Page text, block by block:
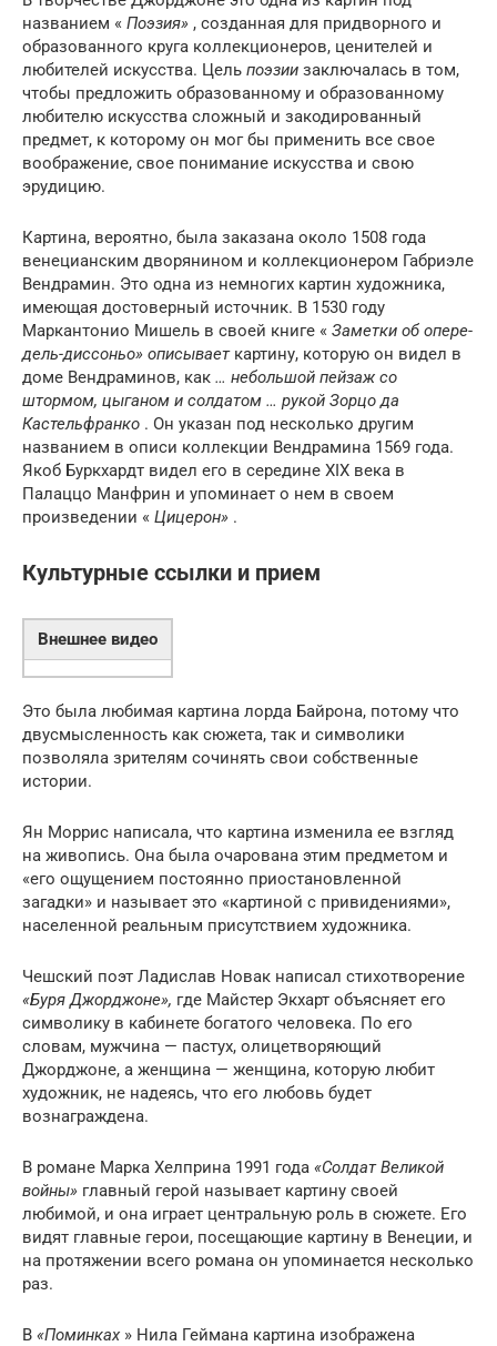
названием « Поэзия» , созданная для придворного и
образованного круга коллекционеров, ценителей и
любителей искусства. Цель поэзии заключалась в том,
чтобы предложить образованному и образованному
любителю искусства сложный и закодированный
предмет, к которому он мог бы применить все свое
воображение, свое понимание искусства и свою
эрудицию.
Картина, вероятно, была заказана около 1508 года
венецианским дворянином и коллекционером Габриэле
Вендрамин. Это одна из немногих картин художника,
имеющая достоверный источник. В 1530 году
Маркантонио Мишель в своей книге « Заметки об опере-
дель-диссоньо» описываеткартину, которую он видел в
доме Вендраминов, как … небольшой пейзаж со
штормом, цыганом и солдатом … рукой Зорцо да
Кастельфранко . Он указан под несколько другим
названием в описи коллекции Вендрамина 1569 года.
Якоб Буркхардт видел его в середине XIX века в
Палаццо Манфрин и упоминает о нем в своем
произведении « Цицерон» .
Культурные ссылки и прием
Внешнее видео
Это была любимая картина лорда Байрона, потому что
двусмысленность как сюжета, так и символики
позволяла зрителям сочинять свои собственные
истории.
Ян Моррис написала, что картина изменила ее взгляд
на живопись. Она была очарована этим предметом и
«его ощущением постоянно приостановленной
загадки» и называет это «картиной с привидениями»,
населенной реальным присутствием художника.
Чешский поэт Ладислав Новак написал стихотворение
«Буря Джорджоне», где Майстер Экхарт объясняет его
символику в кабинете богатого человека. По его
словам, мужчина — пастух, олицетворяющий
Джорджоне, а женщина — женщина, которую любит
художник, не надеясь, что его любовь будет
вознаграждена.
В романе Марка Хелприна 1991 года «Солдат Великой
войны» главный герой называет картину своей
любимой, и она играет центральную роль в сюжете. Его
видят главные герои, посещающие картину в Венеции, и
на протяжении всего романа он упоминается несколько
раз.
В «Поминках » Нила Геймана картина изображена